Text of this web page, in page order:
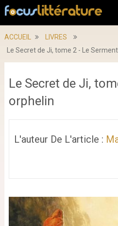
ACCUEIL
LIVRES
Le Secret de Ji, tome 2 - Le
Le Secret de Ji,
orphelin
L'auteur De L'article :